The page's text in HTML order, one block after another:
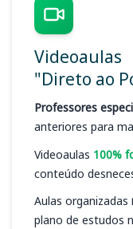
Videoaulas
"Direto ao
Professores
anteriores para
Videoaulas 100%
conteúdo
Aulas organizadas
plano de estudos